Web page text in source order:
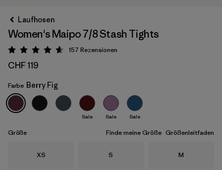
Berry Fig
Laufhosen
Women's Maipo 7/8 Stash Tights
Bewertung: 4.6 / 5
157 Rezensionen
CHF 119
Farbe Berry Fig
Sale Sale Sale
Größe Finde meine Größe Größenleitfaden
Größe
XS Größe
S Größe
M